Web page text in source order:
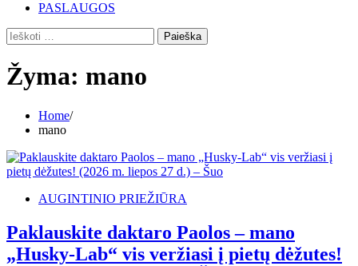
PASLAUGOS
Ieškoti:
Žyma: mano
Home
mano
AUGINTINIO PRIEŽIŪRA
Paklauskite daktaro Paolos – mano
„Husky-Lab“ vis veržiasi į pietų dėžutes!